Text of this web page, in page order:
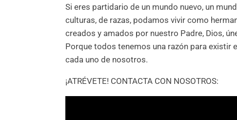
Si eres partidario de un mundo nuevo, un
culturas, de razas, podamos vivir como
creados y amados por nuestro Padre, Dios,
Porque todos tenemos una razón para existir
cada uno de nosotros.
¡ATRÉVETE! CONTACTA CON NOSOTROS: